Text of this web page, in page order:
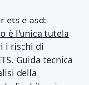
ets e asd:
è l'unica tutela
i rischi di
Guida tecnica
della